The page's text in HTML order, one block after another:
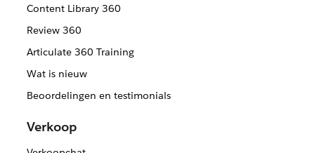
Content Library 360
Review 360
Articulate 360 Training
Wat is nieuw
Beoordelingen en testimonials
Verkoop